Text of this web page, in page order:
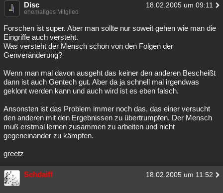
Disc 18.02.2005 um 09:11
ehemaliges Mitglied
Forschen ist super. Aber man sollte nur soweit gehen wie man die
Eingriffe auch versteht.
Was versteht der Mensch schon von den Folgen der
Genveränderung?
Wenn man mal davon ausgeht das keiner den anderen Bescheißt
dann ist auch Gentech gut. Aber da ja schnell mal irgendwas
geklont werden kann und auch wird ist es eben falsch.
Ansonsten ist das Problem immer noch das, das einer versucht
den anderen mit den Ergebnissen zu übertrumpfen. Der Mensch
muß erstmal lernen zusammen zu arbeiten und nicht
gegeneinander zu kämpfen.
greetz
Schdaiff 18.02.2005 um 11:52